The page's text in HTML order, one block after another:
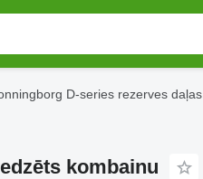
D-series rezerves daļas
kombainu